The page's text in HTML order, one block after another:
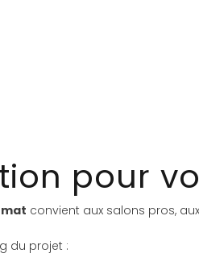
pour
convient aux salons pros,
du projet :